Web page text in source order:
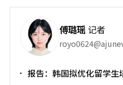
傅璐瑶 记者
报告：韩国拟优化留学生